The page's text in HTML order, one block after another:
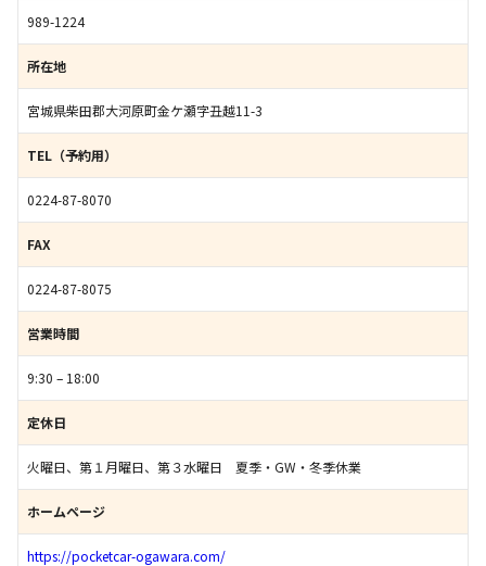
989-1224
所在地
宮城県柴田郡大河原町金ケ瀬字丑越11-3
TEL（予約用）
0224-87-8070
FAX
0224-87-8075
営業時間
9:30 – 18:00
定休日
火曜日、第１月曜日、第３水曜日 夏季・GW・冬季休業
ホームページ
https://pocketcar-ogawara.com/